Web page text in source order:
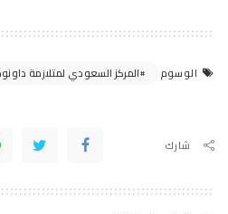
الوسوم المركز السعودي لمتلازمة
شارك